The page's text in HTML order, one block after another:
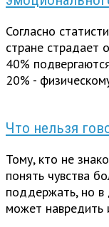
Согласно
стране страдает
40%
20% -
Что нельзя
Тому, кто не
понять чувства
поддержать, но
может навредить